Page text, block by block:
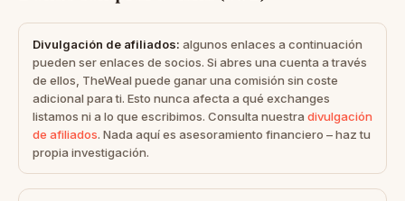
Divulgación de afiliados: algunos enlaces a continuación
pueden ser enlaces de socios. Si abres una cuenta a través
de ellos, TheWeal puede ganar una comisión sin coste
adicional para ti. Esto nunca afecta a qué exchanges
listamos ni a lo que escribimos. Consulta nuestra divulgación
de afiliados. Nada aquí es asesoramiento financiero – haz tu
propia investigación.